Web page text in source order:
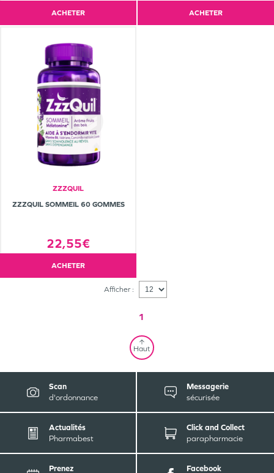
ACHETER ACHETER
ZZZQUIL
ZZZQUIL SOMMEIL 60 GOMMES
22,55€
ACHETER
Afficher :
1
Haut
Scan
d'ordonnance
Messagerie
sécurisée
Actualités
Pharmabest
Click and Collect
parapharmacie
Prenez
Facebook